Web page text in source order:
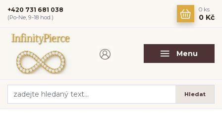
Menu
Hledat
+420 731 681 038
(Po-Ne, 9-18 hod.)
0 ks
0 Kč